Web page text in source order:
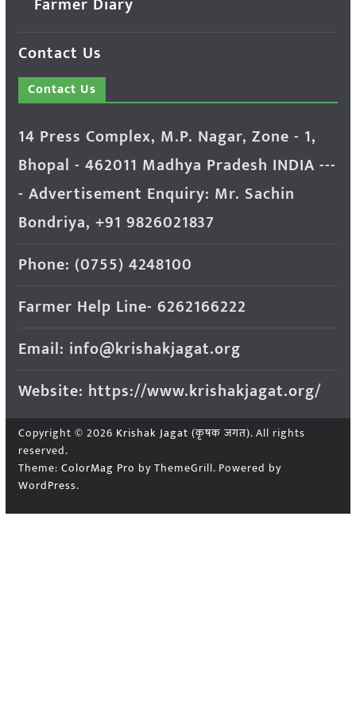
Contact Us
Contact Us
14 Press Complex, M.P. Nagar, Zone - 1,
Bhopal - 462011 Madhya Pradesh INDIA ---
- Advertisement Enquiry: Mr. Sachin
Bondriya, +91 9826021837
Phone: (0755) 4248100
Farmer Help Line- 6262166222
Email: info@krishakjagat.org
Website: https://www.krishakjagat.org/
Copyright © 2026 Krishak Jagat (कृषक जगत). All rights
reserved.
Theme: ColorMag Pro by ThemeGrill. Powered by
WordPress.